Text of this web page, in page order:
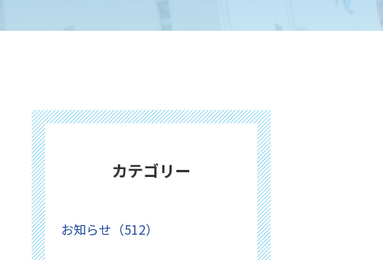
カテゴリー
お知らせ（512）